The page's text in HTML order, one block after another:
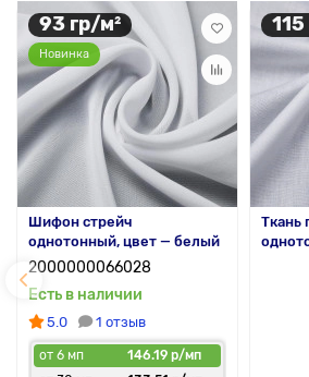
93 гр/м²
Новинка
Шифон стрейч
однотонный, цвет — белый
2000000066028
Есть в наличии
5.0 1 отзыв
от 6 мп
146.19 р/мп
Ткань